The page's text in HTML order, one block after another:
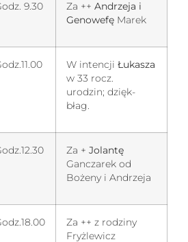
9.30 Za ++ Andrzeja i
Genowefę Marek
W intencji Łukasza
w 33 rocz.
urodzin; dzięk-
błag.
Za + Jolantę
Ganczarek od
Bożeny i Andrzeja
Za ++ z rodziny
Fryżlewicz